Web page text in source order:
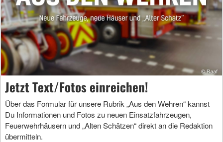
Jetzt Text/Fotos einreichen!
Über das Formular für unsere Rubrik „Aus den Wehren“ kannst
Du Informationen und Fotos zu neuen Einsatzfahrzeugen,
Feuerwehrhäusern und „Alten Schätzen“ direkt an die Redaktion
übermitteln.